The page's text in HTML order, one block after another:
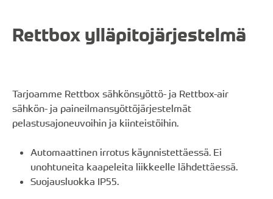
Rettbox ylläpitojärjestelmä
Tarjoamme Rettbox sähkönsyöttö- ja Rettbox-air
sähkön- ja paineilmansyöttöjärjestelmät
pelastusajoneuvoihin ja kiinteistöihin.
Automaattinen irrotus käynnistettäessä. Ei
unohtuneita kaapeleita liikkeelle lähdettäessä.
Suojausluokka IP55.